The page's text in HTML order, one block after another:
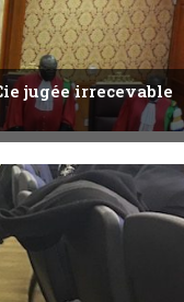
jugée irrecevable